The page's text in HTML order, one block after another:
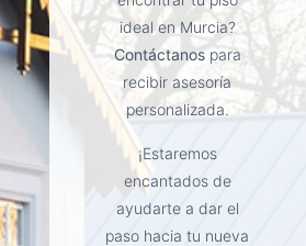
ideal en Murcia?
Contáctanospara
recibir asesoría
personalizada.
¡Estaremos
encantados de
ayudarte a dar el
paso hacia tu nueva